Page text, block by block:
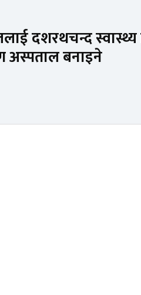
दशरथचन्द स्वास्थ्य
अस्पताल बनाइने